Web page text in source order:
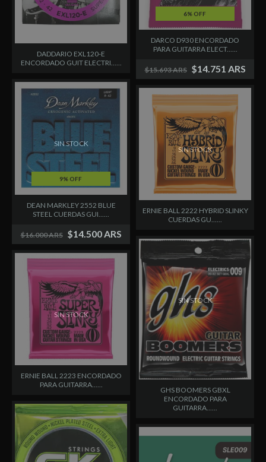
DADDARIO EXL120-E
ENCORDADO GUIT ELECTRI......
6% OFF
DARCO D930 ENCORDADO
PARA GUITARRA ELECT......
$15.693 ARS $14.751 ARS
9% OFF
SIN STOCK
DEAN MARKLEY 2552 BLUE
STEEL CUERDAS GUI......
$16.000 ARS $14.500 ARS
SIN STOCK
ERNIE BALL 2222 HYBRID SLINKY
CUERDAS GU......
SIN STOCK
ERNIE BALL 2223 ENCORDADO
PARA GUITARRA......
SIN STOCK
GHS BOOMERS GBXL
ENCORDADO PARA
GUITARRA......